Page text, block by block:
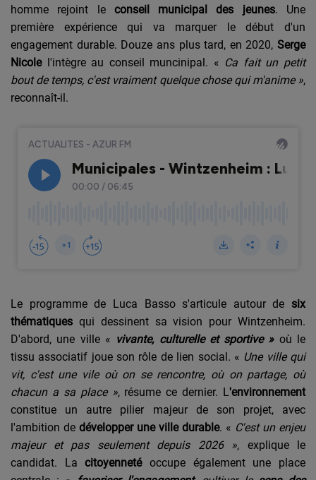
homme rejoint le conseil municipal des jeunes. Une
première expérience qui va marquer le début d'un
engagement durable. Douze ans plus tard, en 2020, Serge
Nicolel'intègre au conseil muncinipal. « Ca fait un petit
bout de temps, c'est vraiment quelque chose qui m'anime »,
reconnaît-il.
Le programme de Luca Basso s'articule autour de six
thématiques qui dessinent sa vision pour Wintzenheim.
D'abord, une ville « vivante, culturelle et sportive »où le
tissu associatif joue son rôle de lien social. « Une ville qui
vit, c'est une vile où on se rencontre, où on partage, où
chacun a sa place », résume ce dernier. L'environnement
constitue un autre pilier majeur de son projet, avec
l'ambition de développer une ville durable. « C'est un enjeu
majeur et pas seulement depuis 2026 », explique le
candidat. Lacitoyennetéoccupe également une place